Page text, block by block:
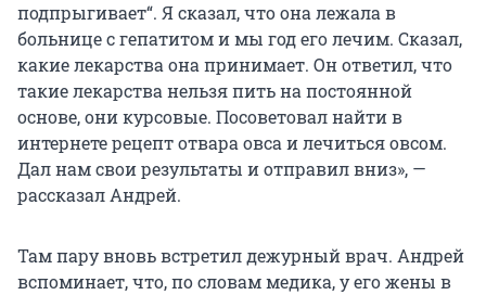
подпрыгивает“. Я сказал, что она лежала в
больнице с гепатитом и мы год его лечим. Сказал,
какие лекарства она принимает. Он ответил, что
такие лекарства нельзя пить на постоянной
основе, они курсовые. Посоветовал найти в
интернете рецепт отвара овса и лечиться овсом.
Дал нам свои результаты и отправил вниз», —
рассказал Андрей.
Там пару вновь встретил дежурный врач. Андрей
вспоминает, что, по словам медика, у его жены в